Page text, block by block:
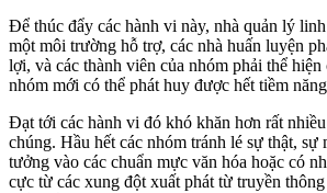
Để thúc đẩy các hành vi này, nhà quản lý
một môi trường hỗ trợ, các nhà huấn luyện
lợi, và các thành viên của nhóm phải thể
nhóm mới có thể phát huy được hết tiềm
Đạt tới các hành vi đó khó khăn hơn rất
chúng. Hầu hết các nhóm tránh lé sự thật, sự
tưởng vào các chuẩn mực văn hóa hoặc có
cực từ các xung đột xuất phát từ truyền